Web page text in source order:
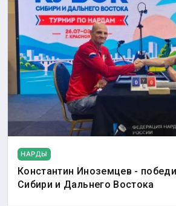
НАРДЫ
Константин Иноземцев -
Сибири и Дальнего Востока